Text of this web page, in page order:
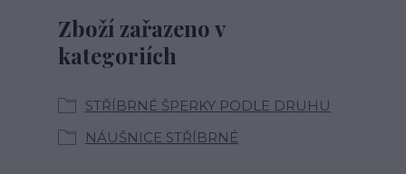
Zboží zařazeno v
kategoriích
STŘÍBRNÉ ŠPERKY PODLE DRUHU
NÁUŠNICE STŘÍBRNÉ